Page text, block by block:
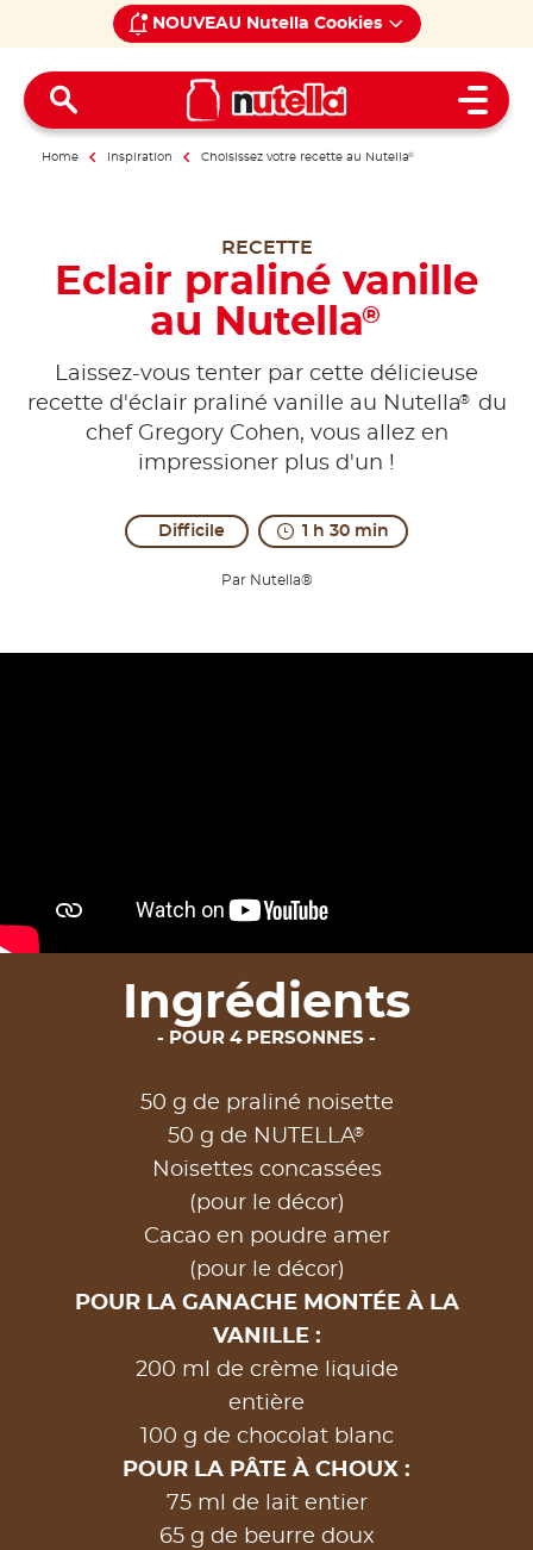
NOUVEAU Nutella Cookies
Open
Home Inspiration Choisissez votre recette au Nutella®
RECETTE
Eclair praliné vanille
au Nutella®
Laissez-vous tenter par cette délicieuse
recette d'éclair praliné vanille au Nutella®
du
chef Gregory Cohen, vous allez en
impressioner plus d'un !
Difficile 1 h 30 min
Par Nutella®
Ingrédients
POUR 4 PERSONNES
50 g de praliné noisette
50 g de NUTELLA®
Noisettes concassées
(pour le décor)
Cacao en poudre amer
(pour le décor)
POUR LA GANACHE MONTÉE À LA
VANILLE :
200 ml de crème liquide
entière
100 g de chocolat blanc
POUR LA PÂTE À CHOUX :
75 ml de lait entier
65 g de beurre doux